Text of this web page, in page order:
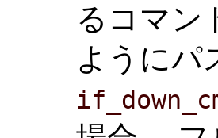
るコマン
ようにパ